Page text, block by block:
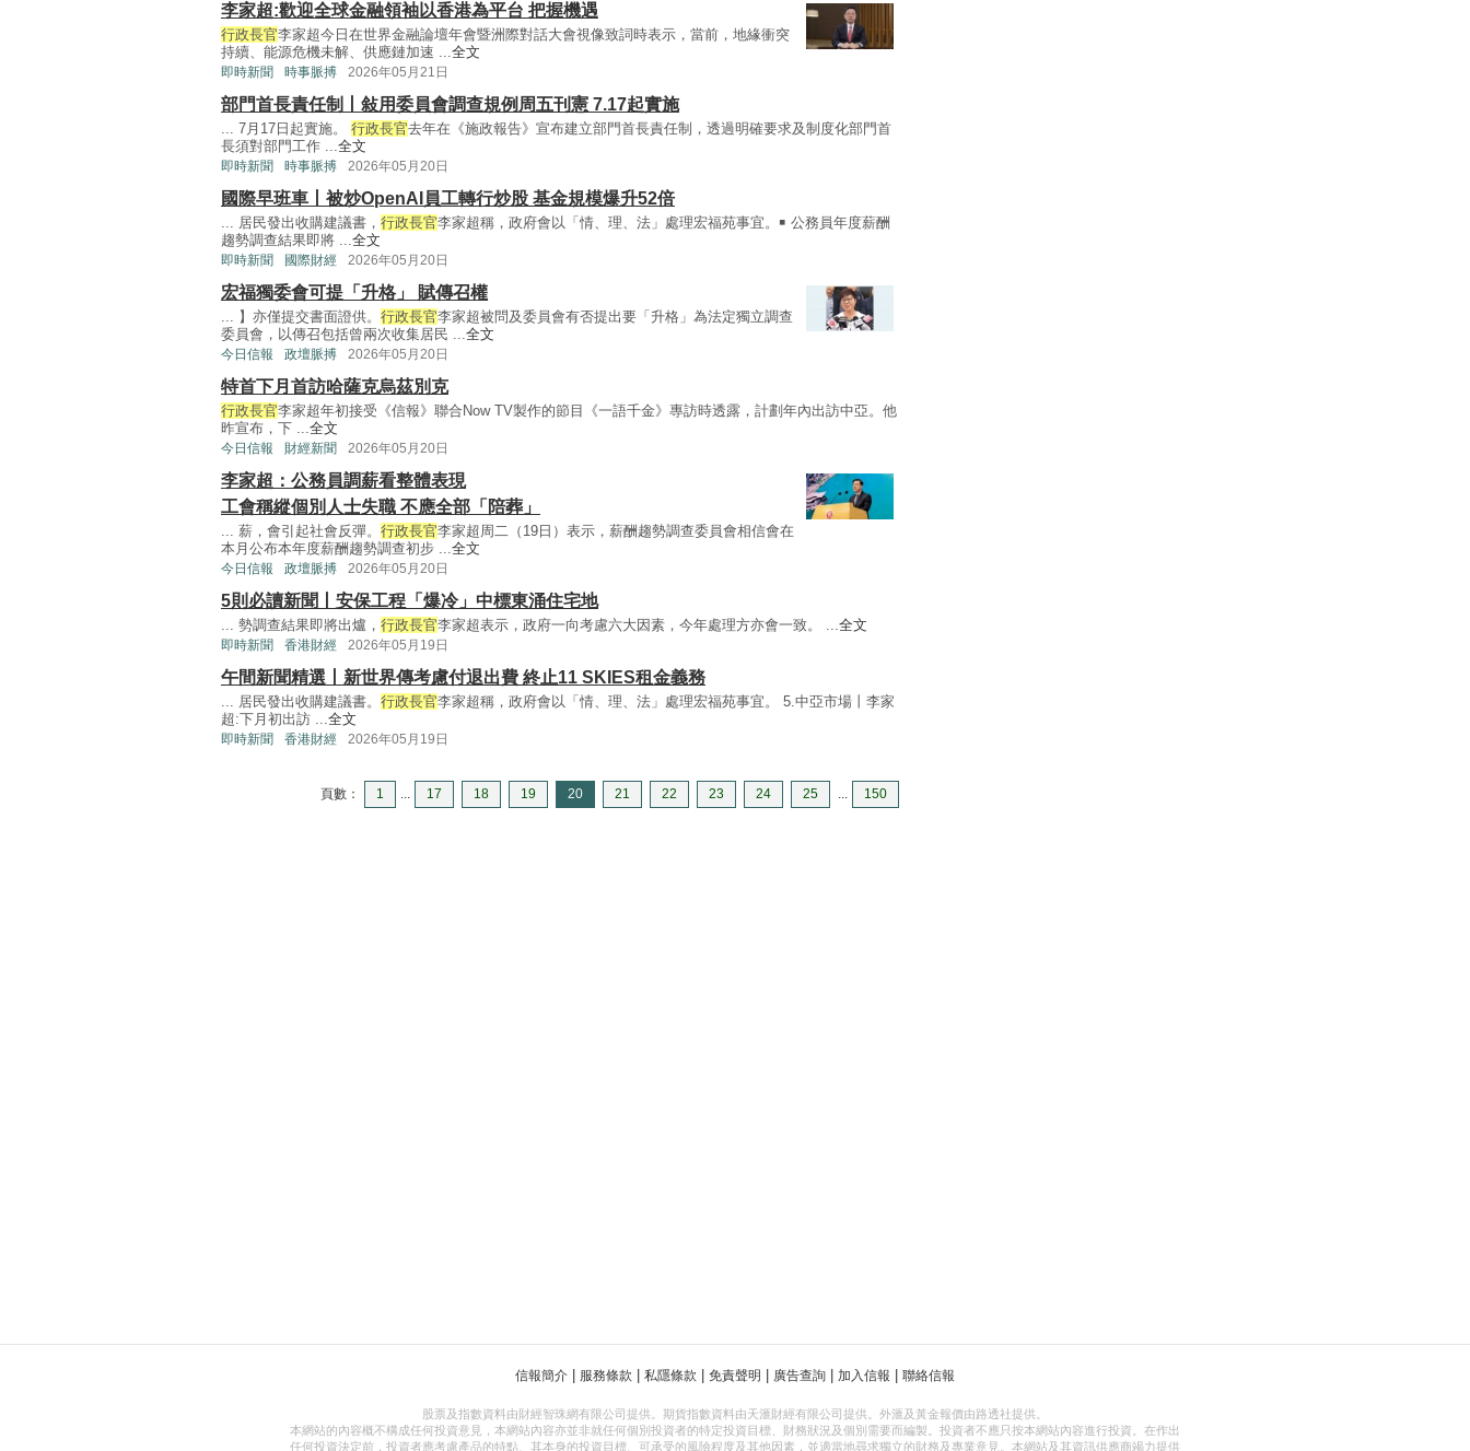
李家超:歡迎全球金融領袖以香港為平台 把握機遇
行政長官李家超今日在世界金融論壇年會暨洲際對話大會視像致詞時表示，當前，地緣衝突
持續、能源危機未解、供應鏈加速 ...全文
即時新聞 時事脈搏 2026年05月21日
部門首長責任制丨敍用委員會調查規例周五刊憲 7.17起實施
... 7月17日起實施。 行政長官去年在《施政報告》宣布建立部門首長責任制，透過明確要求及制度化部門首
長須對部門工作 ...全文
即時新聞 時事脈搏 2026年05月20日
國際早班車丨被炒OpenAI員工轉行炒股 基金規模爆升52倍
... 居民發出收購建議書， 行政長官李家超稱，政府會以「情、理、法」處理宏福苑事宜。￭ 公務員年度薪酬
趨勢調查結果即將 ...全文
即時新聞 國際財經 2026年05月20日
宏福獨委會可提「升格」 賦傳召權
... 】亦僅提交書面證供。 行政長官李家超被問及委員會有否提出要「升格」為法定獨立調查
委員會，以傳召包括曾兩次收集居民 ...全文
今日信報 政壇脈搏 2026年05月20日
特首下月首訪哈薩克烏茲別克
行政長官李家超年初接受《信報》聯合Now TV製作的節目《一語千金》專訪時透露，計劃年內出訪中亞。他
昨宣布，下 ...全文
今日信報 財經新聞 2026年05月20日
李家超：公務員調薪看整體表現
工會稱縱個別人士失職 不應全部「陪葬」
... 薪，會引起社會反彈。 行政長官李家超周二（19日）表示，薪酬趨勢調查委員會相信會在
本月公布本年度薪酬趨勢調查初步 ...全文
今日信報 政壇脈搏 2026年05月20日
5則必讀新聞丨安保工程「爆冷」中標東涌住宅地
... 勢調查結果即將出爐， 行政長官李家超表示，政府一向考慮六大因素，今年處理方亦會一致。 ...全文
即時新聞 香港財經 2026年05月19日
午間新聞精選丨新世界傳考慮付退出費 終止11 SKIES租金義務
... 居民發出收購建議書。 行政長官李家超稱，政府會以「情、理、法」處理宏福苑事宜。 5.中亞市場丨李家
超:下月初出訪 ...全文
即時新聞 香港財經 2026年05月19日
頁數： 1 ... 17 18 19 20 21 22 23 24 25 ... 150
信報簡介 服務條款 私隱條款 免責聲明 廣告查詢 加入信報 聯絡信報
股票及指數資料由財經智珠網有限公司提供。期貨指數資料由天滙財經有限公司提供。外滙及黃金報價由路透社提供。
本網站的內容概不構成任何投資意見，本網站內容亦並非就任何個別投資者的特定投資目標、財務狀況及個別需要而編製。投資者不應只按本網站內容進行投資。在作出
任何投資決定前，投資者應考慮產品的特點、其本身的投資目標、可承受的風險程度及其他因素，並適當地尋求獨立的財務及專業意見。本網站及其資訊供應商竭力提供